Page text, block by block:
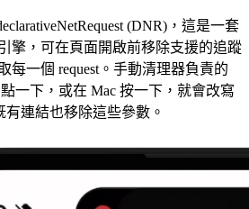
(DNR)，這是一套
擎，可在頁面開啟前移除支援的追蹤
每一個 request。手動清理器負責的
一下，或在 Mac 按一下，就會改寫
連結也移除這些參數。